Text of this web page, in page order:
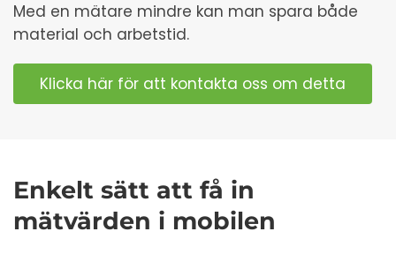
Med en mätare mindre kan man spara både
material och arbetstid.
Klicka här för att kontakta oss om detta
Enkelt sätt att få in
mätvärden i mobilen